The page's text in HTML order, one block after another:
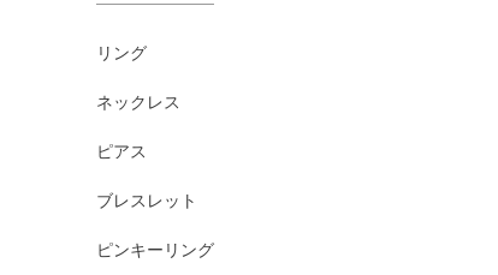
リング
ネックレス
ピアス
ブレスレット
ピンキーリング